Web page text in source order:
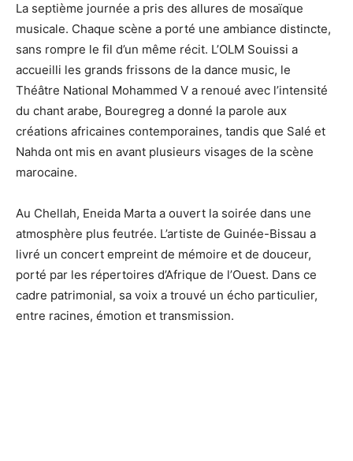
La septième journée a pris des allures de mosaïque
musicale. Chaque scène a porté une ambiance distincte,
sans rompre le fil d’un même récit. L’OLM Souissi a
accueilli les grands frissons de la dance music, le
Théâtre National Mohammed V a renoué avec l’intensité
du chant arabe, Bouregreg a donné la parole aux
créations africaines contemporaines, tandis que Salé et
Nahda ont mis en avant plusieurs visages de la scène
marocaine.
Au Chellah, Eneida Marta a ouvert la soirée dans une
atmosphère plus feutrée. L’artiste de Guinée-Bissau a
livré un concert empreint de mémoire et de douceur,
porté par les répertoires d’Afrique de l’Ouest. Dans ce
cadre patrimonial, sa voix a trouvé un écho particulier,
entre racines, émotion et transmission.